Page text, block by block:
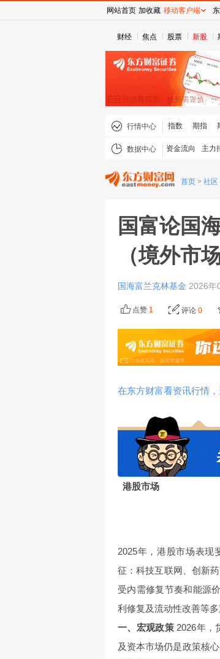
财经 焦点 股票 新股
行情中心 指数 期指
数据中心 资金流向 主力
首页 > 社区
国富论国
（境外市
国海富兰克林基金 2026年
点赞 1 评论 0
在东方财富看资讯行情
港股市场
2025年，港股市场表现
征：科技互联网、创新
受内需修复节奏和能源
利修复及流动性改善等
一、宏观政策 2026年，
及资本市场仍是政策核
网站首页 加收藏 移动客户端